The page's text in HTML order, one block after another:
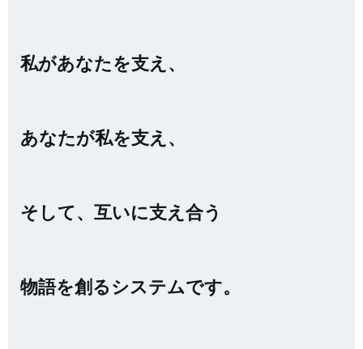
私があなたを支え、
あなたが私を支え、
そして、互いに支え合う
物語を創るシステムです。